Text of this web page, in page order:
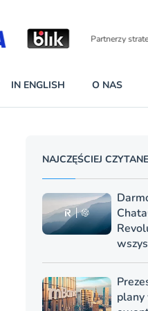
– Standard i Plus – z
miesiące
IN ENGLISH O NAS
NAJCZĘŚCIEJ CZYTANE
plany